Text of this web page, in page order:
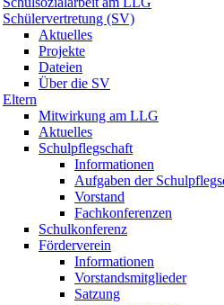
Schülervertretung (SV)
Aktuelles
Projekte
Dateien
Über die SV
Eltern
Mitwirkung am LLG
Aktuelles
Schulpflegschaft
Informationen
Aufgaben der
Vorstand
Fachkonferenzen
Schulkonferenz
Förderverein
Informationen
Vorstandsmitglieder
Satzung